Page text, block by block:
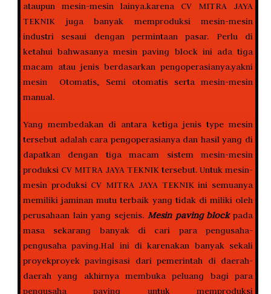
ataupun mesin-mesin lainya.karena CV MITRA JAYA
TEKNIK juga banyak memproduksi mesin-mesin
industri sesaui dengan permintaan pasar. Perlu di
ketahui bahwasanya mesin paving block ini ada tiga
macam atau jenis berdasarkan pengoperasianya.yakni
mesin Otomatis, Semi otomatis serta mesin-mesin
manual.
Yang membedakan di antara ketiga jenis type mesin
tersebut adalah cara pengoperasianya dan hasil yang di
dapatkan dengan tiga macam sistem mesin-mesin
produksi CV MITRA JAYA TEKNIK tersebut. Untuk mesin-
mesin produksi CV MITRA JAYA TEKNIK ini semuanya
memiliki jaminan mutu terbaik yang tidak di miliki oleh
perusahaan lain yang sejenis. Mesin paving blockpada
masa sekarang banyak di cari para pengusaha-
pengusaha paving.Hal ini di karenakan banyak sekali
proyekproyek pavingisasi dari pemerintah di daerah-
daerah yang akhirnya membuka peluang bagi para
pengusaha paving untuk memproduksi